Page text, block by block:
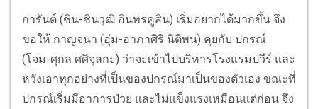
การันต์ (ชิน-ชินวุฒิ อินทรคูสิน) เริ่มอยากได้มากขึ้น จึง
ขอให้ กาญจนา (อุ๋ม-อาภาศิริ นิติพน) คุยกับ ปกรณ์
(โจม-ศุกล ศศิจุลกะ) ว่าจะเข้าไปบริหารโรงแรมปวีร์ และ
หวังเอาทุกอย่างที่เป็นของปกรณ์มาเป็นของตัวเอง ขณะที่
ปกรณ์เริ่มมีอาการป่วย และไม่แข็งแรงเหมือนแต่ก่อน จึง